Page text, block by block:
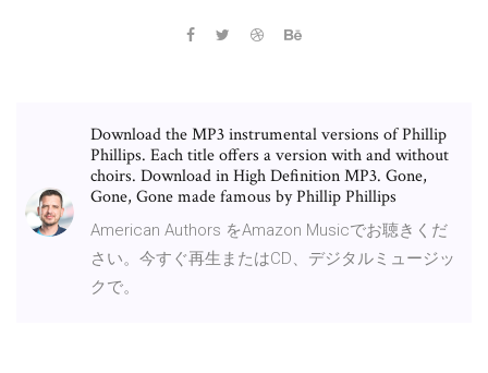
Download the MP3 instrumental versions of Phillip
Phillips. Each title offers a version with and without
choirs. Download in High Definition MP3. Gone,
Gone, Gone made famous by Phillip Phillips
American Authors をAmazon Musicでお聴きくだ
さい。今すぐ再生またはCD、デジタルミュージッ
クで。